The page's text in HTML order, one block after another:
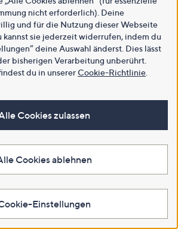
nicht erforderlich). Deine
und für die Nutzung dieser Webseite
sie jederzeit widerrufen, indem du
deine Auswahl änderst. Dies lässt
bisherigen Verarbeitung unberührt.
du in unsererCookie-Richtlinie
Cookies zulassen
Cookies ablehnen
Einstellungen